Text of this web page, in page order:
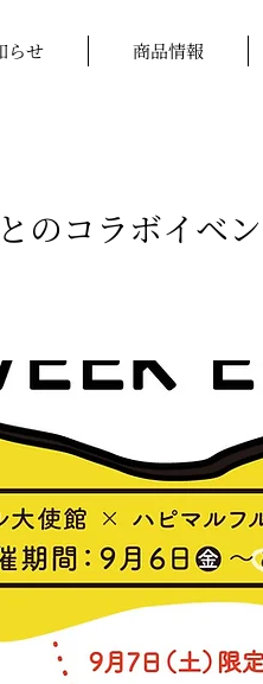
らせ 商品情報
コラボイベ